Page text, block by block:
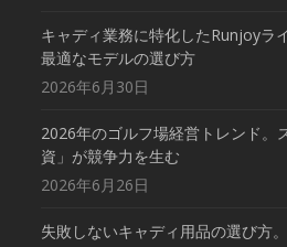
キャディ業務に特化したRunjoyラ
最適なモデルの選び方
2026年6月30日
2026年のゴルフ場経営トレンド。
資」が競争力を生む
2026年6月26日
失敗しないキャディ用品の選び方